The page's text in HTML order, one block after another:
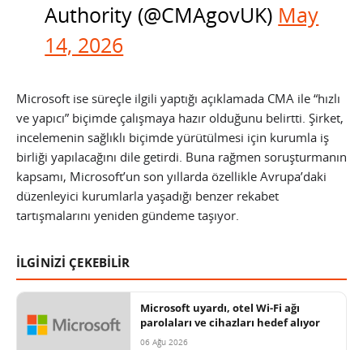
Authority (@CMAgovUK) May
14, 2026
Microsoft ise süreçle ilgili yaptığı açıklamada CMA ile “hızlı
ve yapıcı” biçimde çalışmaya hazır olduğunu belirtti. Şirket,
incelemenin sağlıklı biçimde yürütülmesi için kurumla iş
birliği yapılacağını dile getirdi. Buna rağmen soruşturmanın
kapsamı, Microsoft’un son yıllarda özellikle Avrupa’daki
düzenleyici kurumlarla yaşadığı benzer rekabet
tartışmalarını yeniden gündeme taşıyor.
İLGİNİZİ ÇEKEBİLİR
Microsoft uyardı, otel Wi-Fi ağı
parolaları ve cihazları hedef alıyor
06 Ağu 2026